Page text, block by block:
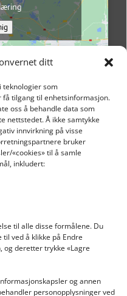
ditt
teknologier som
tilgang til enhetsinformasjon.
oss å behandle data som
nettstedet. Å ikke samtykke
innvirkning på visse
bruker
«cookies» til å samle
inkludert:
til alle disse formålene. Du
ved å klikke på Endre
og deretter trykke «Lagre
og annen
personopplysninger ved